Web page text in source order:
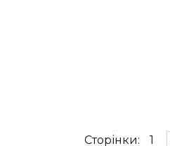
Сторінки: 1